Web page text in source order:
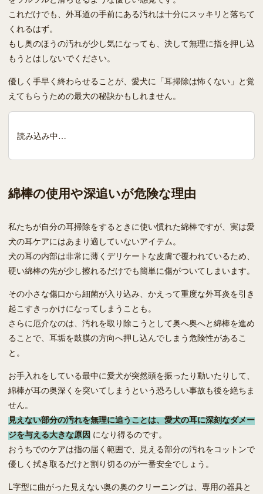
これだけでも、外耳道の手前にある汚れは十分にスッキリと落ちて
くれるはず。
もし奥のほうの汚れが少し気になっても、決して無理に指を押し込
もうとはしないでください。
優しく手早く終わらせることが、愛犬に「耳掃除は怖くない」と覚
えてもらうための最大の秘訣かもしれません。
読み込み中…
綿棒の使用や深追いが危険な理由
私たちが自分の耳掃除をするときに使い慣れた綿棒ですが、実は愛
犬の耳ケアにはあまり適していないアイテム。
犬の耳の内部は非常に薄くデリケートな皮膚で覆われているため、
硬い綿棒の先が少し擦れるだけでも簡単に傷がついてしまいます。
その小さな傷口から細菌が入り込み、かえって重度な外耳炎を引き
起こすきっかけになってしまうことも。
さらに厄介なのは、汚れを取り除こうとして奥へ奥へと綿棒を進め
ることで、耳垢を鼓膜の方向へ押し込んでしまう危険性があるこ
と。
お手入れをしている最中に愛犬が突然頭を振ったり動いたりして、
綿棒が耳の奥深くを突いてしまうという恐ろしい事故も後を絶ちま
せん。
見えない部分の汚れを無理に追うことは、愛犬の耳に深刻なダメー
ジを与える大きな原因 になり得るのです。
おうちでのケアは指の届く範囲で、見える部分の汚れをコットンで
優しく拭き取るだけと割り切るのが一番安全でしょう。
L字型に曲がった見えない奥の奥のクリーニングは、専用の器具と